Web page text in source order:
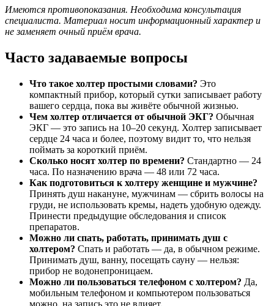
Имеются противопоказания. Необходима консультация
специалиста. Материал носит информационный характер и
не заменяет очный приём врача.
Часто задаваемые вопросы
Что такое холтер простыми словами? Это
компактный прибор, который сутки записывает работу
вашего сердца, пока вы живёте обычной жизнью.
Чем холтер отличается от обычной ЭКГ? Обычная
ЭКГ — это запись на 10–20 секунд. Холтер записывает
сердце 24 часа и более, поэтому видит то, что нельзя
поймать за короткий приём.
Сколько носят холтер по времени? Стандартно — 24
часа. По назначению врача — 48 или 72 часа.
Как подготовиться к холтеру женщине и мужчине?
Принять душ накануне, мужчинам — сбрить волосы на
груди, не использовать кремы, надеть удобную одежду.
Принести предыдущие обследования и список
препаратов.
Можно ли спать, работать, принимать душ с
холтером? Спать и работать — да, в обычном режиме.
Принимать душ, ванну, посещать сауну — нельзя:
прибор не водонепроницаем.
Можно ли пользоваться телефоном с холтером? Да,
мобильным телефоном и компьютером пользоваться
можно, на запись это не влияет.